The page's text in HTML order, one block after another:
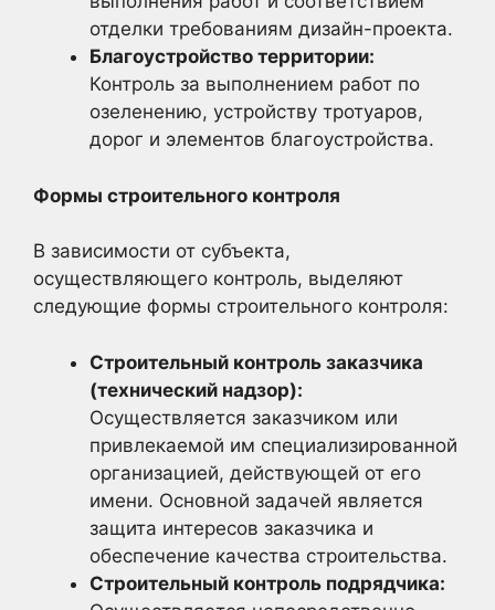
отделки требованиям дизайн-проекта.
Благоустройство территории:
Контроль за выполнением работ по
озеленению, устройству тротуаров,
дорог и элементов благоустройства.
Формы строительного контроля
В зависимости от субъекта,
осуществляющего контроль, выделяют
следующие формы строительного контроля:
Строительный контроль заказчика
(технический надзор):
Осуществляется заказчиком или
привлекаемой им специализированной
организацией, действующей от его
имени. Основной задачей является
защита интересов заказчика и
обеспечение качества строительства.
Строительный контроль подрядчика: